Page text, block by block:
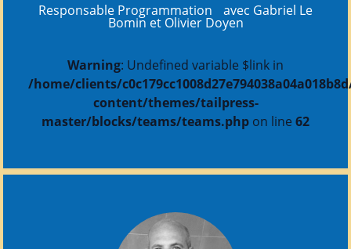
Responsable Programmation avec Gabriel Le
Bomin et Olivier Doyen
Warning: Undefined variable $link in
/home/clients/
content/themes/tailpress-
master/blocks/teams/teams.php on line 62